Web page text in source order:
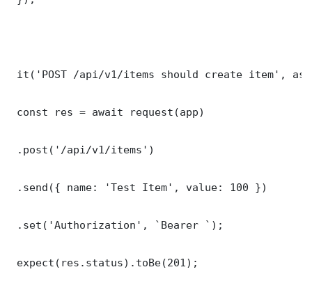
it('POST /api/v1/items should create item',
const res = await request(app)
.post('/api/v1/items')
.send({ name: 'Test Item', value: 100 })
.set('Authorization', `Bearer `);
expect(res.status).toBe(201);